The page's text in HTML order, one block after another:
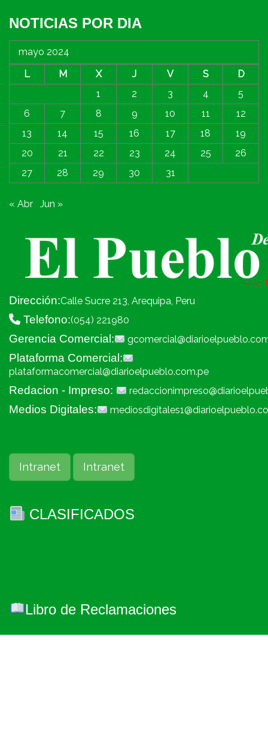
NOTICIAS POR DIA
mayo 2024
L
M X J V S
D
1
2 3 4
5
6
7 8 9 10 11
12
13
14 15 16 17 18
19
20
21 22 23 24 25
26
27
28 29 30 31
« Abr Jun »
Dirección:Calle Sucre 213, Arequipa, Peru
Telefono:(054) 221980
Gerencia Comercial:
Plataforma Comercial:
plataformacomercial@diarioelpueblo.com.pe
Redacion - Impreso:
Medios Digitales:
Intranet Intranet
CLASIFICADOS
Libro de Reclamaciones